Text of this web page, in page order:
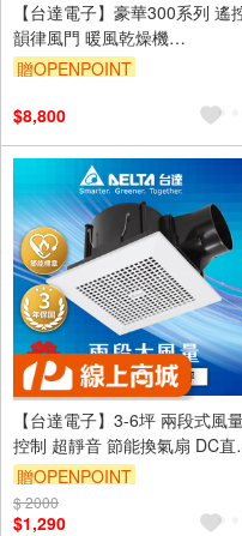
【台達電子】豪華300系列 遙
韻律風門 暖風乾燥機
110V/220V(VHB30ACMRT-
贈OPENPOINT
$8,800
【台達電子】3-6坪 兩段式風
控制 超靜音 節能換氣扇 DC直
三年保固(VFB21AXT3)
贈OPENPOINT
訂單滿999享9折
$ 2000
$1,290